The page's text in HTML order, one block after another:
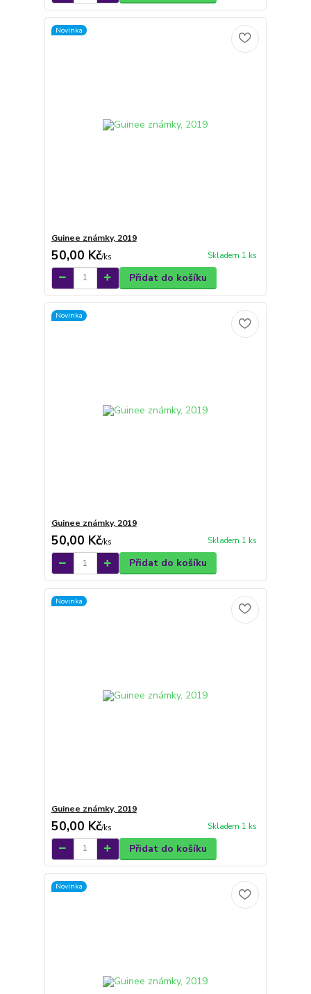
Novinka
Guinee známky, 2019
50,00 Kč/ks Skladem 1 ks
Přidat do košíku
Novinka
Guinee známky, 2019
50,00 Kč/ks Skladem 1 ks
Přidat do košíku
Novinka
Guinee známky, 2019
50,00 Kč/ks Skladem 1 ks
Přidat do košíku
Novinka